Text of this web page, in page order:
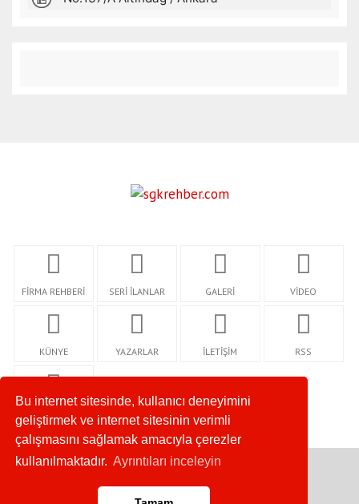
Bu internet sitesinde, kullanıcı deneyimini
geliştirmek ve internet sitesinin verimli
çalışmasını sağlamak amacıyla çerezler
kullanılmaktadır. Ayrıntıları inceleyin
FİRMA REHBERİ SERİ İLANLAR GALERİ VİDEO
KÜNYE YAZARLAR İLETİŞİM RSS